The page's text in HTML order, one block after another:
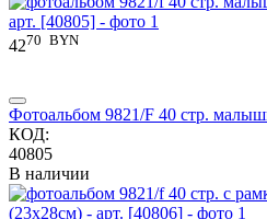
4270 BYN
Фотоальбом 9821/F 40 стр.
КОД:
40805
В наличии